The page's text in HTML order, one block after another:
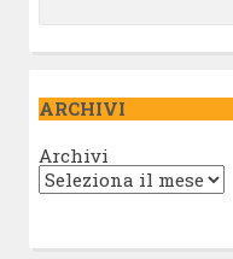
ARCHIVI
Archivi